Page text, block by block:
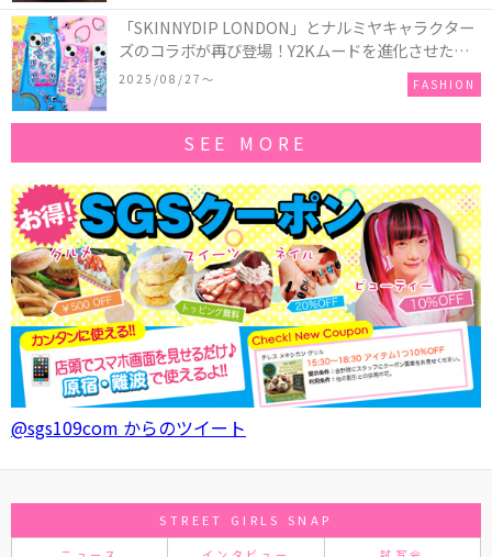
「SKINNYDIP LONDON」とナルミヤキャラクター
ズのコラボが再び登場！Y2Kムードを進化させた新
作コレクションを発売♪
2025/08/27〜 FASHION
SEE MORE
@sgs109com からのツイート
STREET GIRLS SNAP